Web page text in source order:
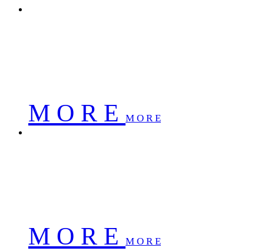
M O R E M O R E
M O R E M O R E